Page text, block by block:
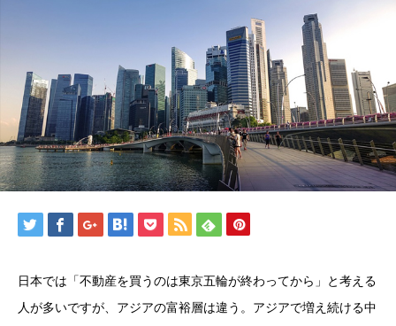
日本では「不動産を買うのは東京五輪が終わってから」と考える
人が多いですが、アジアの富裕層は違う。アジアで増え続ける中